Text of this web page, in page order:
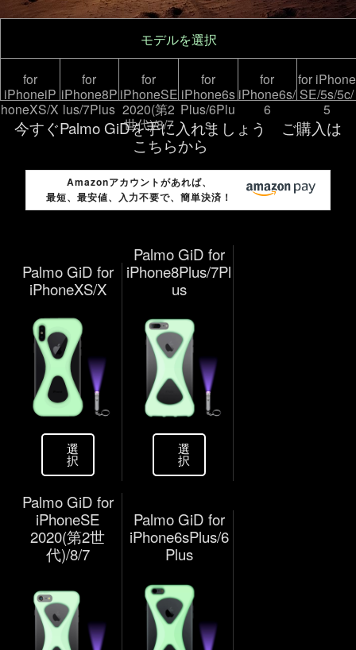
モデルを選択
for
iPhoneiP
honeXS/X
for
iPhone8P
lus/7Plus
for
iPhoneSE
2020(第2
世代)/8/7
for
iPhone6s
Plus/6Plu
s
for
iPhone6s/
6
for iPhone
SE/5s/5c/
5
今すぐPalmo GiDを手に入れましょう
ご購入は
こちらから
Amazonアカウントがあれば、
最短、最安値、入力不要で、簡単決済！
Palmo GiD for
iPhoneXS/X
選
択
Palmo GiD for
iPhone8Plus/7Pl
us
選
択
Palmo GiD for
iPhoneSE
2020(第2世
代)/8/7
Palmo GiD for
iPhone6sPlus/6
Plus